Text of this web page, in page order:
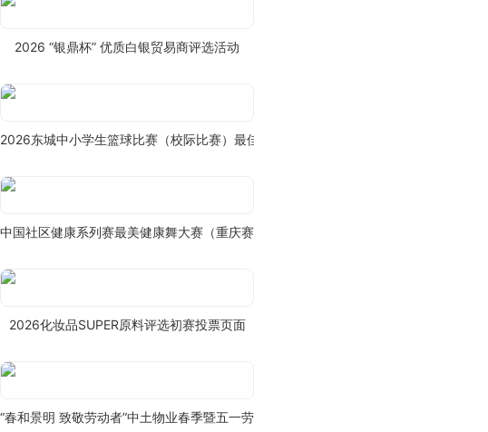
2026 “银鼎杯” 优质白银贸易商评选活动
2026东城中小学生篮球比赛（校际比赛）最佳人气球队投票
中国社区健康系列赛最美健康舞大赛（重庆赛区）
2026化妆品SUPER原料评选初赛投票页面
“春和景明 致敬劳动者”中土物业春季暨五一劳动节摄影大赛线上投票